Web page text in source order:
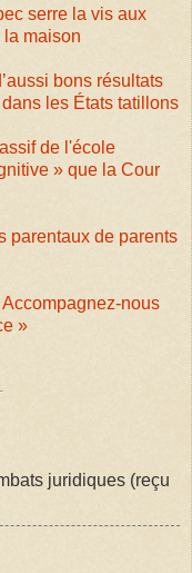
serre la vis aux
la maison
bons résultats
les États tatillons
de l'école
» que la Cour
parentaux de parents
nous
»
juridiques (reçu